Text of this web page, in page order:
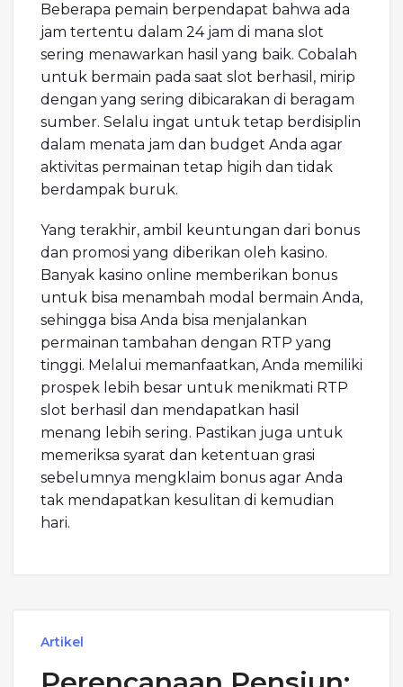
Beberapa pemain berpendapat bahwa ada
jam tertentu dalam 24 jam di mana slot
sering menawarkan hasil yang baik. Cobalah
untuk bermain pada saat slot berhasil, mirip
dengan yang sering dibicarakan di beragam
sumber. Selalu ingat untuk tetap berdisiplin
dalam menata jam dan budget Anda agar
aktivitas permainan tetap higih dan tidak
berdampak buruk.
Yang terakhir, ambil keuntungan dari bonus
dan promosi yang diberikan oleh kasino.
Banyak kasino online memberikan bonus
untuk bisa menambah modal bermain Anda,
sehingga bisa Anda bisa menjalankan
permainan tambahan dengan RTP yang
tinggi. Melalui memanfaatkan, Anda memiliki
prospek lebih besar untuk menikmati RTP
slot berhasil dan mendapatkan hasil
menang lebih sering. Pastikan juga untuk
memeriksa syarat dan ketentuan grasi
sebelumnya mengklaim bonus agar Anda
tak mendapatkan kesulitan di kemudian
hari.
Artikel